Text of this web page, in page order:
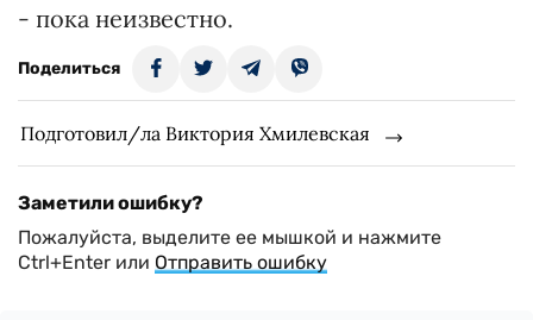
- пока неизвестно.
Поделиться
Подготовил/ла Виктория Хмилевская
Заметили ошибку?
Пожалуйста, выделите ее мышкой и нажмите
Ctrl+Enter или Отправить ошибку